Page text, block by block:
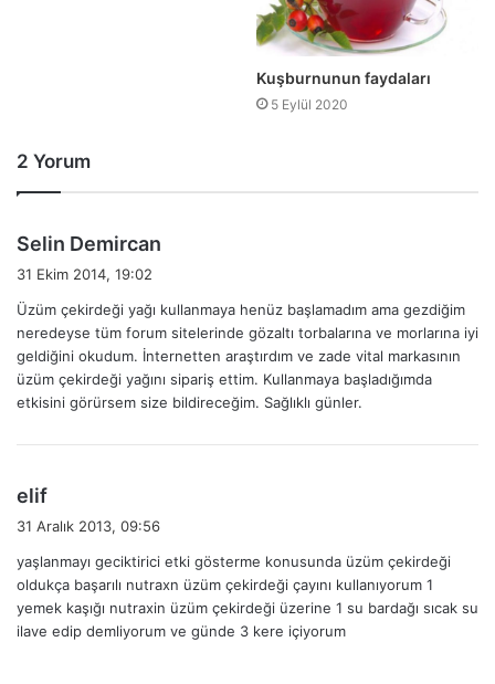
Kuşburnunun faydaları
5 Eylül 2020
2 Yorum
Selin Demircan
i
k
i
31 Ekim 2014, 19:02
Üzüm çekirdeği yağı kullanmaya henüz başlamadım ama gezdiğim
neredeyse tüm forum sitelerinde gözaltı torbalarına ve morlarına iyi
geldiğini okudum. İnternetten araştırdım ve zade vital markasının
üzüm çekirdeği yağını sipariş ettim. Kullanmaya başladığımda
etkisini görürsem size bildireceğim. Sağlıklı günler.
elif
i
k
i
31 Aralık 2013, 09:56
yaşlanmayı geciktirici etki gösterme konusunda üzüm çekirdeği
oldukça başarılı nutraxn üzüm çekirdeği çayını kullanıyorum 1
yemek kaşığı nutraxin üzüm çekirdeği üzerine 1 su bardağı sıcak su
ilave edip demliyorum ve günde 3 kere içiyorum